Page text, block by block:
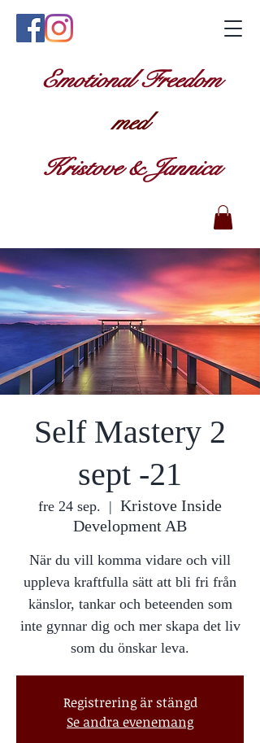
Emotional Freedom
med
Kristove & Jannica
Self Mastery 2
sept -21
fre 24 sep.
  |
Kristove Inside
Development AB
När du vill komma vidare och vill
uppleva kraftfulla sätt att bli fri från
känslor, tankar och beteenden som
inte gynnar dig och mer skapa det liv
som du önskar leva.
Registrering är stängd
Se andra evenemang